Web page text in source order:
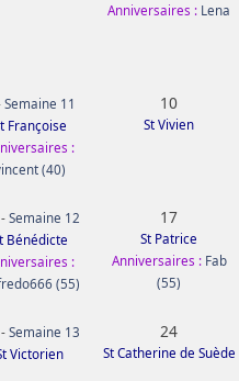
Anniversaires : Lena
Semaine 11
Françoise
:
(40)
10
St Vivien
Semaine 12
Bénédicte
:
(55)
17
St Patrice
Anniversaires : Fab
(55)
- Semaine 13
Victorien
24
St Catherine de Suède